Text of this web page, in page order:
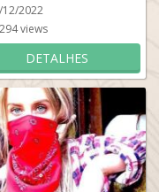
12/2022
views
DETALHES